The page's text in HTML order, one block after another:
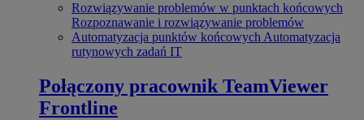
Rozwiązywanie problemów w punktach końcowych
Rozpoznawanie i rozwiązywanie problemów
Automatyzacja punktów końcowych Automatyzacja
rutynowych zadań IT
Połączony pracownik TeamViewer
Frontline